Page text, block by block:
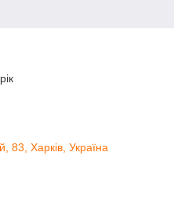
83, Харків, Україна